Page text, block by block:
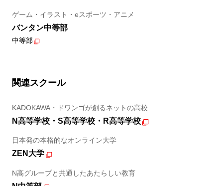
ゲーム・イラスト・eスポーツ・アニメ
バンタン中等部
中等部
関連スクール
KADOKAWA・ドワンゴが創るネットの高校
N高等学校・S高等学校・R高等学校
日本発の本格的なオンライン大学
ZEN大学
N高グループと共通したあたらしい教育